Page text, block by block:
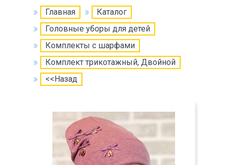
Главная
Каталог
Головные уборы для детей
Комплекты с шарфами
Комплект трикотажный, Двойной
<<Назад